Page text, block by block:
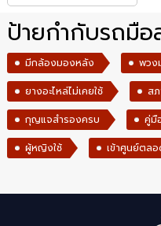
ป้ายกำกับรถมือ
มีกล้องมองหลัง
พวง
ยางอะไหล่ไม่เคยใช้
ส
กุญแจสำรองครบ
คู่มื
ผู้หญิงใช้
เข้าศูนย์ตล